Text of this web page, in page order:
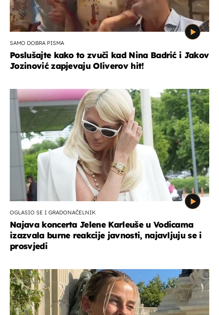
SAMO DOBRA PISMA
Poslušajte kako to zvuči kad Nina Badrić i Jakov
Jozinović zapjevaju Oliverov hit!
OGLASIO SE I GRADONAČELNIK
Najava koncerta Jelene Karleuše u Vodicama
izazvala burne reakcije javnosti, najavljuju se i
prosvjedi